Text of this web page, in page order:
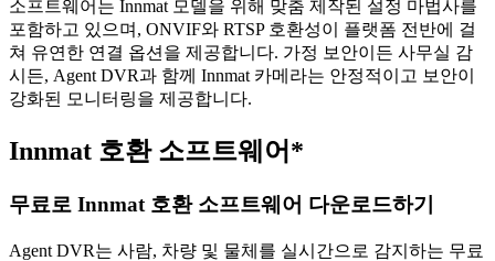
소프트웨어는 Innmat 모델을 위해 맞춤 제작된 설정 마법사를
포함하고 있으며, ONVIF와 RTSP 호환성이 플랫폼 전반에 걸
쳐 유연한 연결 옵션을 제공합니다. 가정 보안이든 사무실 감
시든, Agent DVR과 함께 Innmat 카메라는 안정적이고 보안이
강화된 모니터링을 제공합니다.
Innmat 호환 소프트웨어*
무료로 Innmat 호환 소프트웨어 다운로드하기
Agent DVR는 사람, 차량 및 물체를 실시간으로 감지하는 무료